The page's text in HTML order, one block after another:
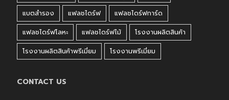
แบตสำรอง
แฟลชไดร์ฟ
แฟลชไดร์ฟการ์ด
แฟลชไดร์ฟโลหะ
แฟลชไดร์ฟไม้
โรงงานผลิตสินค้า
โรงงานผลิตสินค้าพรีเมี่ยม
โรงงานพรีเมี่ยม
CONTACT US